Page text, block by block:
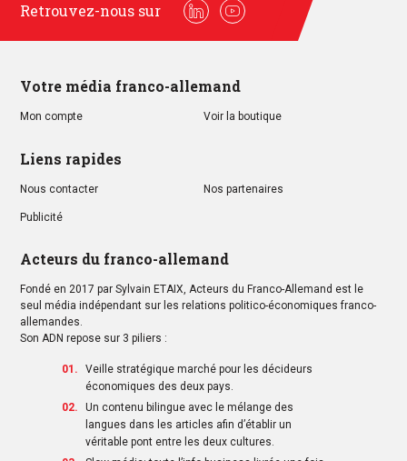
Retrouvez-nous sur
LinkedinYoutube
Votre média franco-allemand
Mon compte Voir la boutique
Liens rapides
Nous contacter Nos partenaires
Publicité
Acteurs du franco-allemand
Fondé en 2017 par Sylvain ETAIX, Acteurs du Franco-Allemand est le
seul média indépendant sur les relations politico-économiques franco-
allemandes.
Son ADN repose sur 3 piliers :
Veille stratégique marché pour les décideurs
économiques des deux pays.
Un contenu bilingue avec le mélange des
langues dans les articles afin d’établir un
véritable pont entre les deux cultures.